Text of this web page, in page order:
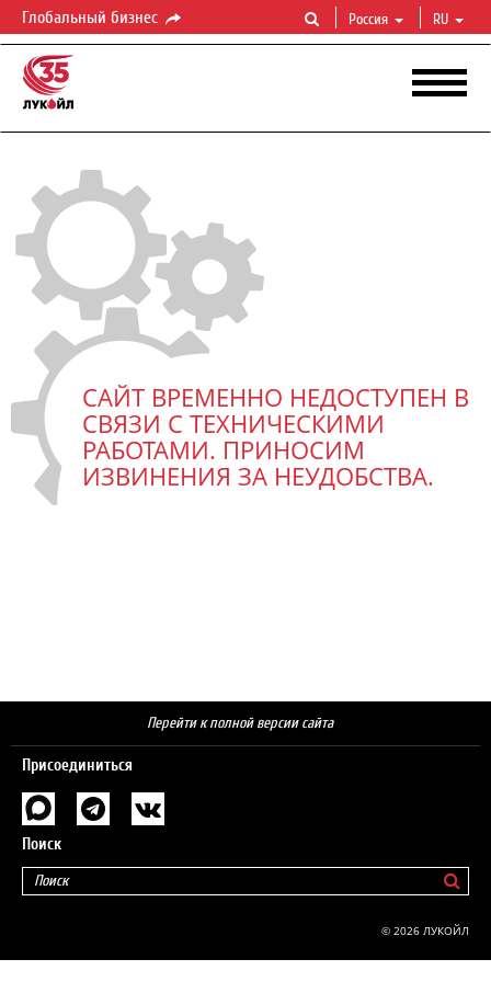
Глобальный бизнес Россия RU
САЙТ ВРЕМЕННО НЕДОСТУПЕН В
СВЯЗИ С ТЕХНИЧЕСКИМИ
РАБОТАМИ. ПРИНОСИМ
ИЗВИНЕНИЯ ЗА НЕУДОБСТВА.
Перейти к полной версии сайта
Присоединиться
Поиск
© 2026 ЛУКОЙЛ